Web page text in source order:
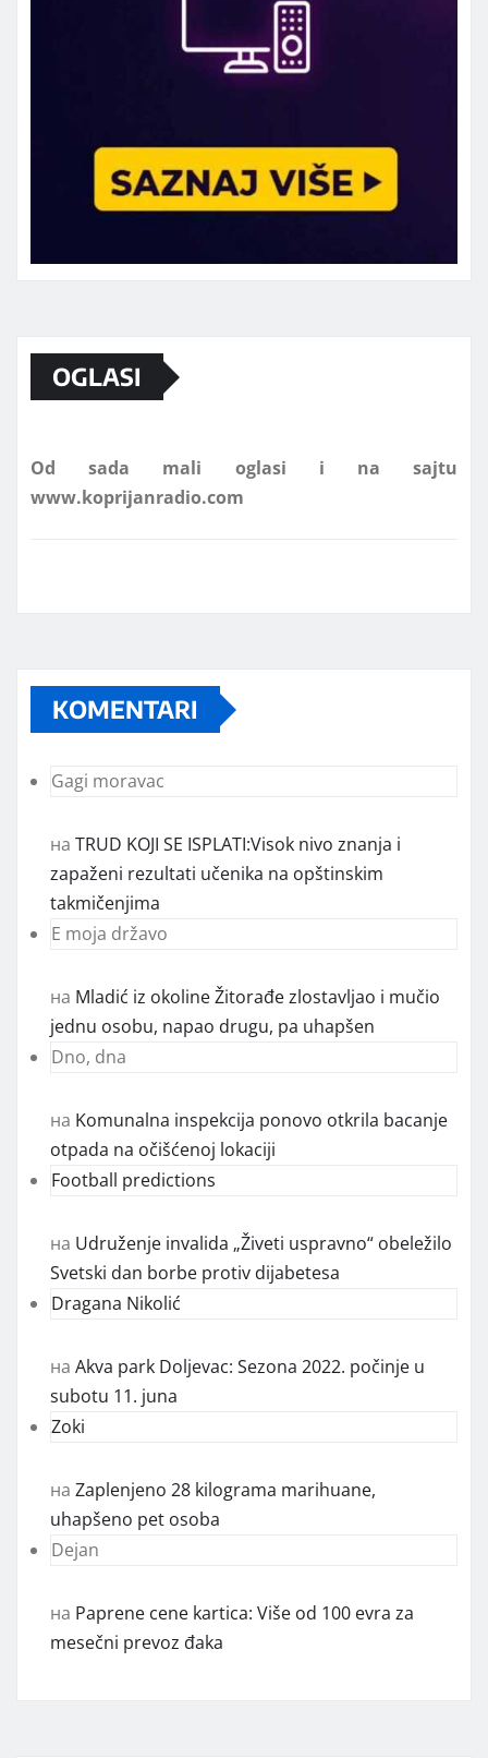
OGLASI
KOMENTARI
Gagi moravac
на TRUD KOJI SE ISPLATI:Visok nivo znanja i
zapaženi rezultati učenika na opštinskim
takmičenjima
E moja državo
на Mladić iz okoline Žitorađe zlostavljao i mučio
jednu osobu, napao drugu, pa uhapšen
Dno, dna
на Komunalna inspekcija ponovo otkrila bacanje
otpada na očišćenoj lokaciji
Football predictions
на Udruženje invalida „Živeti uspravno“ obeležilo
Svetski dan borbe protiv dijabetesa
Dragana Nikolić
на Akva park Doljevac: Sezona 2022. počinje u
subotu 11. juna
Zoki
на Zaplenjeno 28 kilograma marihuane,
uhapšeno pet osoba
Dejan
на Paprene cene kartica: Više od 100 evra za
mesečni prevoz đaka